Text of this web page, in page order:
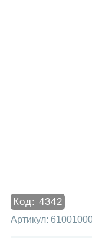
Код: 4342
Артикул: